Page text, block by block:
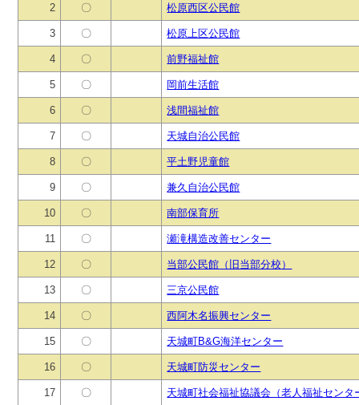
2 〇 松原西区公民館
3 〇 松原上区公民館
4 〇 前野福祉館
5 〇 岡前生活館
6 〇 浅間福祉館
7 〇 天城自治公民館
8 〇 平土野児童館
9 〇 兼久自治公民館
10 〇 南部保育所
11 〇 瀬滝構造改善センター
12 〇 当部公民館（旧当部分校）
13 〇 三京公民館
14 〇 西阿木名振興センター
15 〇 天城町B&G海洋センター
16 〇 天城町防災センター
17 〇 天城町社会福祉協議会（老人福祉センタ